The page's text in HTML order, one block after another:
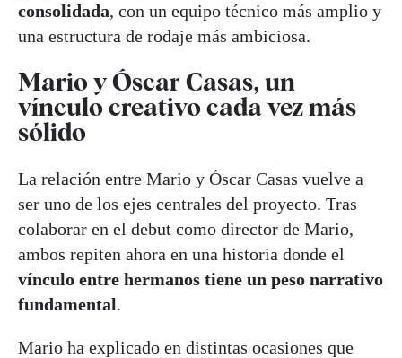
consolidada, con un equipo técnico más amplio y
una estructura de rodaje más ambiciosa.
Mario y Óscar Casas, un
vínculo creativo cada vez más
sólido
La relación entre Mario y Óscar Casas vuelve a
ser uno de los ejes centrales del proyecto. Tras
colaborar en el debut como director de Mario,
ambos repiten ahora en una historia donde el
vínculo entre hermanos tiene un peso narrativo
fundamental.
Mario ha explicado en distintas ocasiones que